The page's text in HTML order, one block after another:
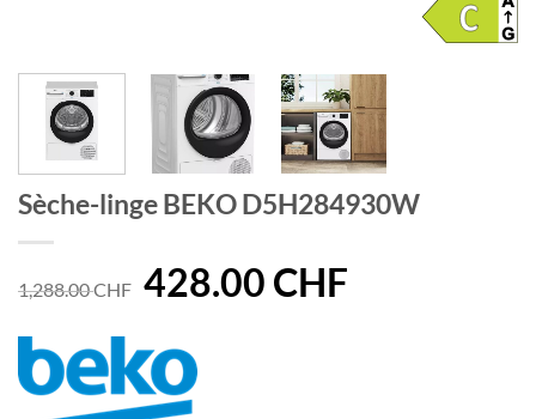
Sèche-linge BEKO D5H284930W
1,288.00CHF Le
prix
était :
1,288.00 CHF.
428.00 CHFLe